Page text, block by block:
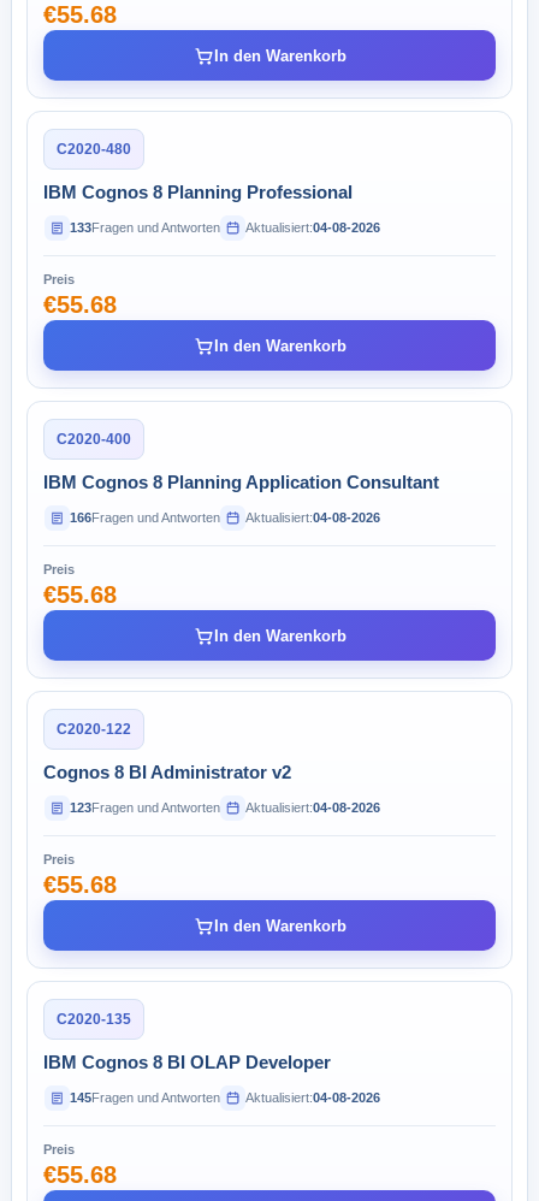
€55.68
In den Warenkorb
C2020-480
IBM Cognos 8 Planning Professional
133Fragen und Antworten Aktualisiert:04-08-2026
Preis
€55.68
In den Warenkorb
C2020-400
IBM Cognos 8 Planning Application Consultant
166Fragen und Antworten Aktualisiert:04-08-2026
Preis
€55.68
In den Warenkorb
C2020-122
Cognos 8 BI Administrator v2
123Fragen und Antworten Aktualisiert:04-08-2026
Preis
€55.68
In den Warenkorb
C2020-135
IBM Cognos 8 BI OLAP Developer
145Fragen und Antworten Aktualisiert:04-08-2026
Preis
€55.68